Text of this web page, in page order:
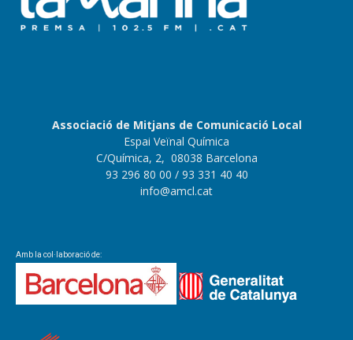
Associació de Mitjans de Comunicació Local
Espai Veïnal Química
C/Química, 2, 08038 Barcelona
93 296 80 00 / 93 331 40 40
info@amcl.cat
Amb la col·laboració de: